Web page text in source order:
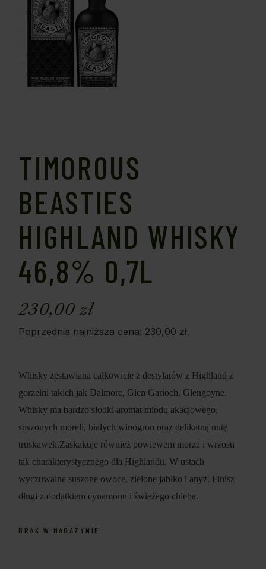
TIMOROUS
BEASTIES
HIGHLAND WHISKY
46,8% 0,7L
230,00zł
Poprzednia najniższa cena: 230,00 zł.
Whisky zestawiana całkowicie z destylatów z Highland z
gorzelni takich jak Dalmore, Glen Garioch, Glengoyne.
Whisky ma bardzo słodki aromat miodu akacjowego,
suszonych moreli, białych winogron oraz delikatną nutę
truskawek.Zaskakuje również powiewem morza i wrzosu
tak charakterystycznego dla Highlandu. W ustach
wyczuwalne suszone owoce, zielone jabłko i anyż. Finisz
długi z dodatkiem cynamonu i świeżego chleba.
BRAK W MAGAZYNIE